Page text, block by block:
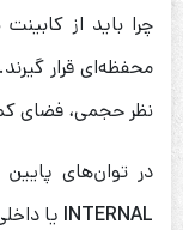
چرا باید از کابینت
محفظه‌ای قرار
نظر حجمی، فضای
در توان‌های
INTERNAL یا